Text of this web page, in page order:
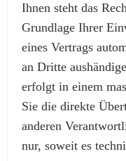
Ihnen steht das
Grundlage Ihrer
eines Vertrags
an Dritte
erfolgt in einem
Sie die direkte
anderen
nur, soweit es